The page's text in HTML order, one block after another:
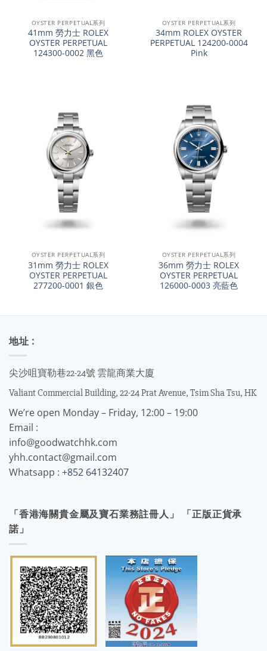
OYSTER PERPETUAL系列
41mm 勞力士 ROLEX
OYSTER PERPETUAL
124300-0002 黑色
OYSTER PERPETUAL系列
34mm ROLEX OYSTER
PERPETUAL 124200-0004
Pink
OYSTER PERPETUAL系列
31mm 勞力士 ROLEX
OYSTER PERPETUAL
277200-0001 銀色
OYSTER PERPETUAL系列
36mm 勞力士 ROLEX
OYSTER PERPETUAL
126000-0003 亮藍色
地址 :
尖沙咀寶勒巷22-24號 雲龍商業大廈
Valiant Commercial Building, 22-24 Prat Avenue, Tsim Sha Tsu, HK
We’re open Monday – Friday, 12:00 – 19:00
Email :
info@goodwatchhk.com
yhh.contact@gmail.com
Whatsapp : +852 64132407
「香港海關貴金屬及寶石業務註冊人」 「正版正貨承
諾」